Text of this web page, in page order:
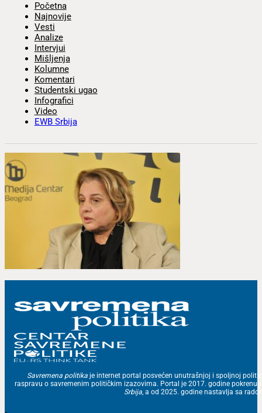
Početna
Najnovije
Vesti
Analize
Intervjui
Mišljenja
Kolumne
Komentari
Studentski ugao
Infografici
Video
EWB Srbija
Savremena politika je internet portal posvećen unutrašnjoj i spoljnoj
raspravu o savremenim političkim izazovima. Portal je 2017. godine
Srbija, a od 2025. godine nastavlja sa